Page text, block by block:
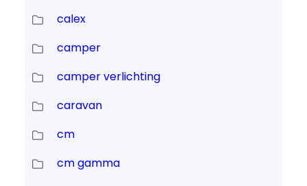
calex
camper
camper verlichting
caravan
cm
cm gamma